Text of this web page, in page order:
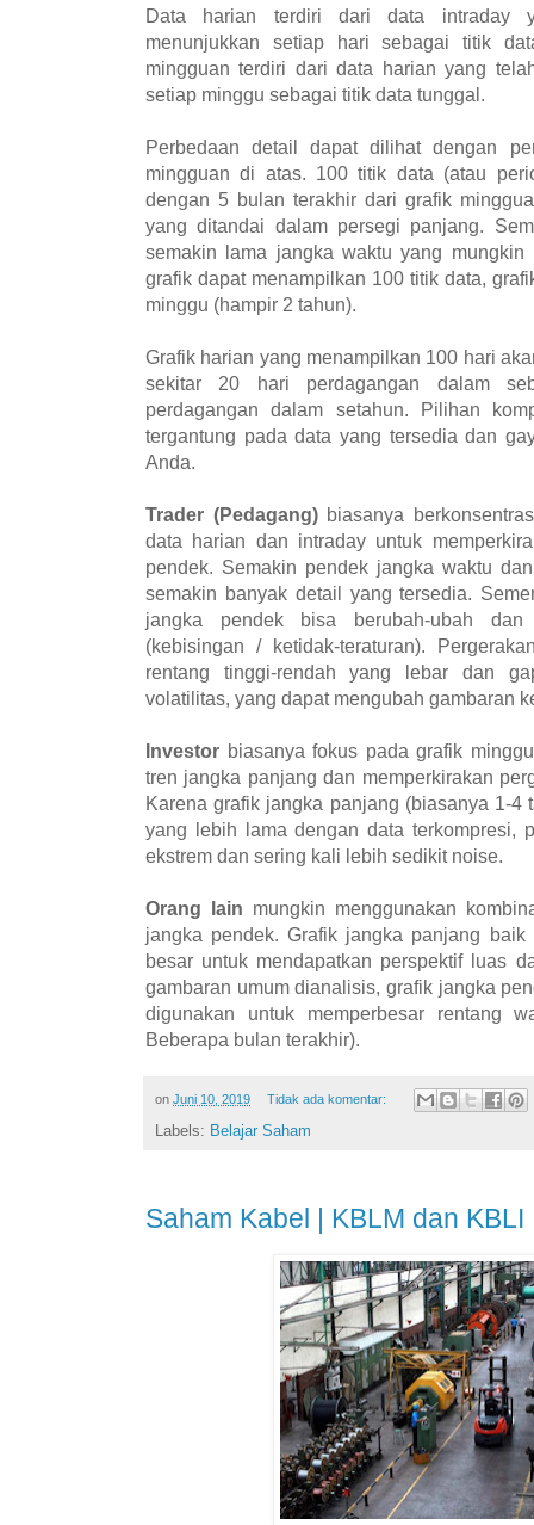
Data harian terdiri dari data intraday
menunjukkan setiap hari sebagai titik
mingguan terdiri dari data harian yang
setiap minggu sebagai titik data tunggal.
Perbedaan detail dapat dilihat dengan
mingguan di atas. 100 titik data (atau
dengan 5 bulan terakhir dari grafik
yang ditandai dalam persegi panjang.
semakin lama jangka waktu yang mungkin
grafik dapat menampilkan 100 titik data,
minggu (hampir 2 tahun).
Grafik harian yang menampilkan 100 hari
sekitar 20 hari perdagangan dalam
perdagangan dalam setahun. Pilihan
tergantung pada data yang tersedia dan
Anda.
Trader (Pedagang) biasanya
data harian dan intraday untuk
pendek. Semakin pendek jangka waktu
semakin banyak detail yang tersedia.
jangka pendek bisa berubah-ubah
(kebisingan / ketidak-teraturan).
rentang tinggi-rendah yang lebar dan
volatilitas, yang dapat mengubah gambaran
Investor biasanya fokus pada grafik
tren jangka panjang dan memperkirakan
Karena grafik jangka panjang (biasanya 1-4
yang lebih lama dengan data terkompresi,
ekstrem dan sering kali lebih sedikit noise.
Orang lain mungkin menggunakan
jangka pendek. Grafik jangka panjang
besar untuk mendapatkan perspektif luas
gambaran umum dianalisis, grafik jangka
digunakan untuk memperbesar rentang
Beberapa bulan terakhir).
on Juni 10, 2019 Tidak ada komentar:
Labels: Belajar Saham
Saham Kabel | KBLM dan